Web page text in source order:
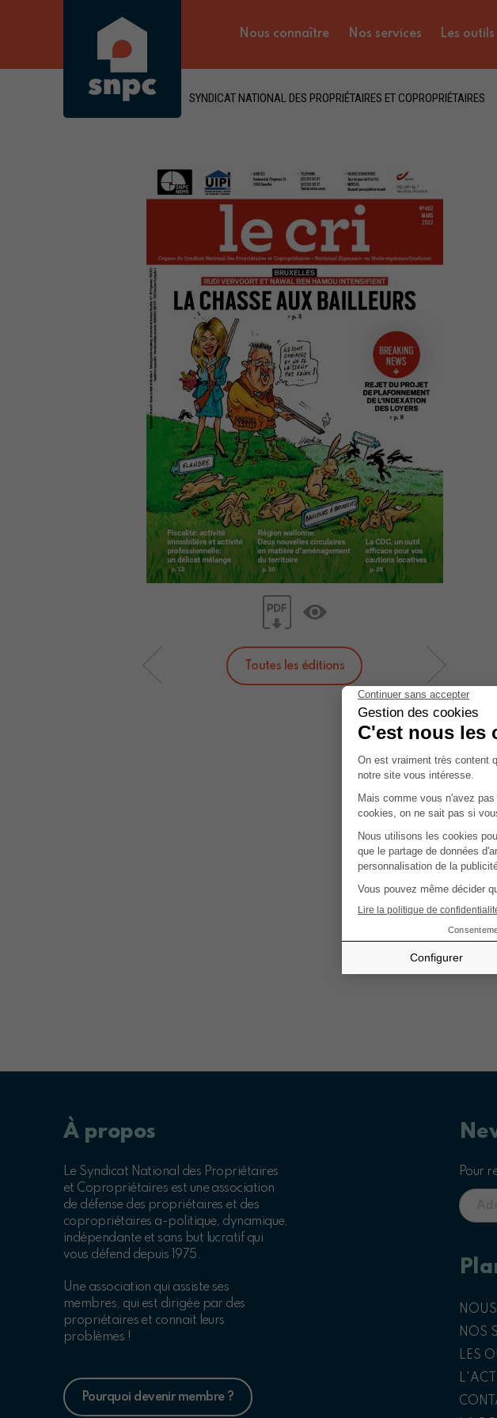
SYNDICAT NATIONAL DES PROPRIÉTAIRES ET COPROPRIÉTAIRES
Nous connaître Nos services Les
Toutes les éditions
À propos
Le Syndicat National des Propriétaires
et Copropriétaires est une association
de défense des propriétaires et des
copropriétaires a-politique, dynamique,
indépendante et sans but lucratif qui
vous défend depuis 1975.
Une association qui assiste ses
membres, qui est dirigée par des
propriétaires et connait leurs
problèmes !
Pourquoi devenir membre ?
Pour
NOS
LES